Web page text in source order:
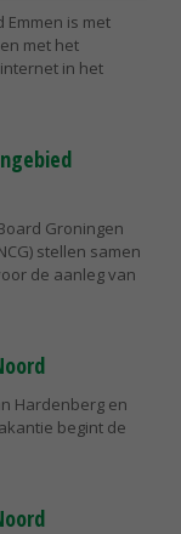
Emmen is met
met het
in het
Groningen
stellen samen
de aanleg van
Hardenberg en
begint de